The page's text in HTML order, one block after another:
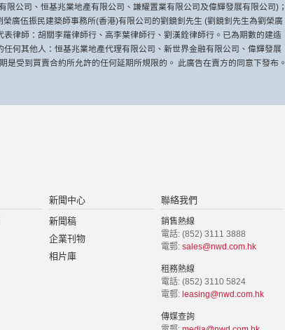
公司、恒基兆業地產有限公司、謙耀置業有限公司及偉輝發展有限公司)；
廣伍振民建築師事務所(香港)有限公司的劉鏡釗先生 (劉鏡釗先生為劉榮廣
律師：胡關李羅律師行、高李葉律師行、劉漢銓律師行。已為期數的建造
何其他人：恒基兆業地產代理有限公司、新世界金融有限公司、偉輝發展
受到買賣合約所允許的任何延期所規限的。 此廣告在賣方的同意下發布。
新聞中心
新聞稿
企業刊物
相片庫
聯絡我們
銷售熱線
電話: (852) 3111 3888
電郵: sales@nwd.com.hk
租務熱線
電話: (852) 3110 5824
電郵: leasing@nwd.com.hk
傳媒查詢